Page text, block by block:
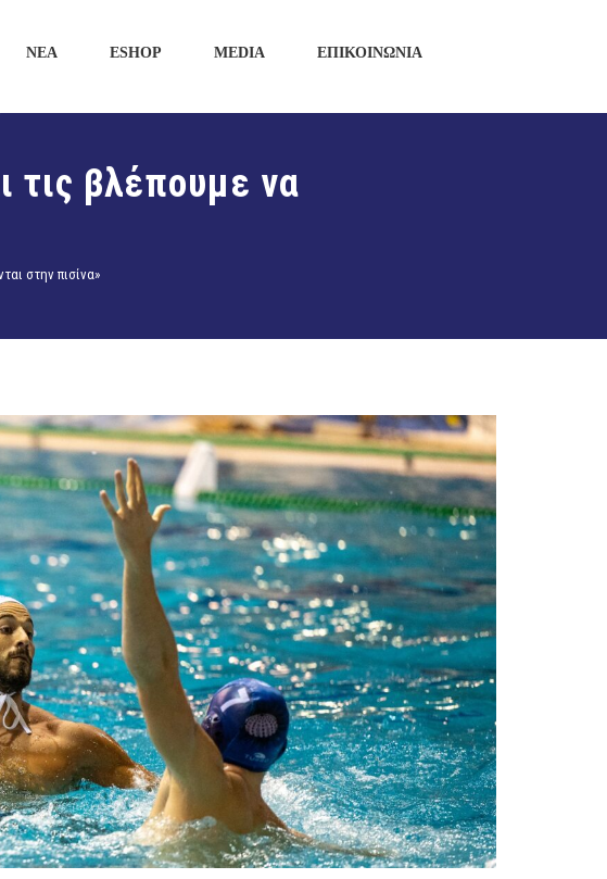
ΝΕΑ ESHOP MEDIA ΕΠΙΚΟΙΝΩΝΙΑ
τις βλέπουμε να
στην πισίνα»